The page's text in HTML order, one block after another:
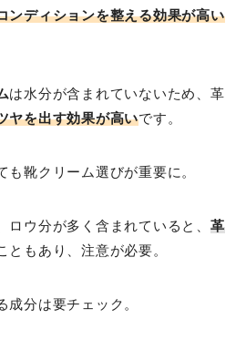
ンディションを整える効果が高い
は水分が含まれていないため、革
ヤを出す効果が高いです。
も靴クリーム選びが重要に。
ロウ分が多く含まれていると、 革
ともあり、注意が必要。
成分は要チェック。